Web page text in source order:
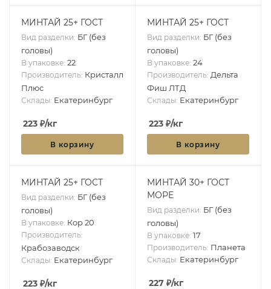
МИНТАЙ 25+ ГОСТ
Вид разделки: БГ (без
головы)
В упаковке: 22
Производитель: Кристалл
Плюс
Склады: Екатеринбург
223 ₽/кг
В корзину
МИНТАЙ 25+ ГОСТ
Вид разделки: БГ (без
головы)
В упаковке: 24
Производитель: Дельта
Фиш ЛТД
Склады: Екатеринбург
223 ₽/кг
В корзину
МИНТАЙ 25+ ГОСТ
Вид разделки: БГ (без
головы)
В упаковке: Кор 20
Производитель:
Крабозаводск
Склады: Екатеринбург
223 ₽/кг
МИНТАЙ 30+ ГОСТ
МОРЕ
Вид разделки: БГ (без
головы)
В упаковке: 17
Производитель: Планета
Склады: Екатеринбург
227 ₽/кг